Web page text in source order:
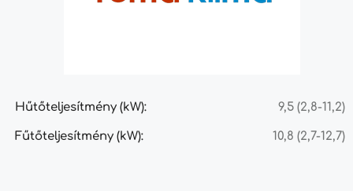
Hűtőteljesítmény (kW): 9,5 (2,8-11,2)
Fűtőteljesítmény (kW): 10,8 (2,7-12,7)